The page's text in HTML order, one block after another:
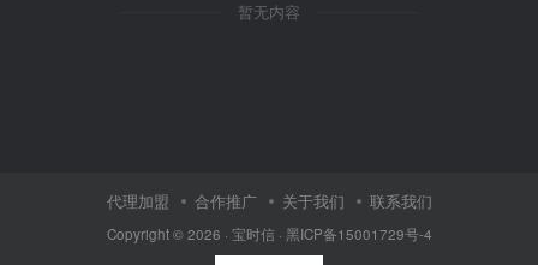
暂无内容
代理加盟 合作推广 关于我们 联系我们
Copyright © 2026 · 宝时信· 黑ICP备15001729号-4